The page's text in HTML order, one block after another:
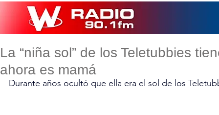
La “niña sol” de los Teletubbies
ahora es mamá
Durante años ocultó que ella era el sol de los